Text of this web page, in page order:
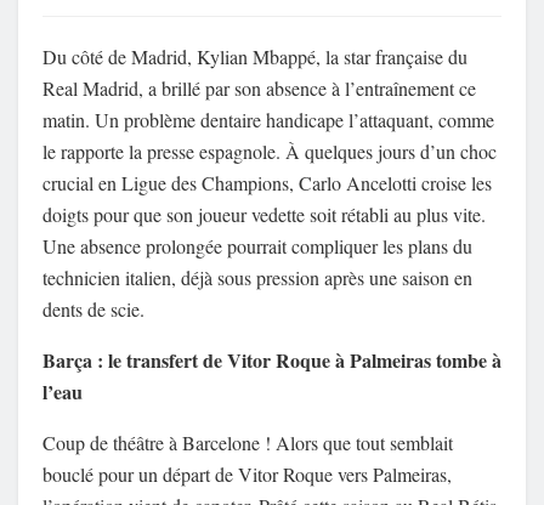
Du côté de Madrid, Kylian Mbappé, la star française du
Real Madrid, a brillé par son absence à l’entraînement ce
matin. Un problème dentaire handicape l’attaquant, comme
le rapporte la presse espagnole. À quelques jours d’un choc
crucial en Ligue des Champions, Carlo Ancelotti croise les
doigts pour que son joueur vedette soit rétabli au plus vite.
Une absence prolongée pourrait compliquer les plans du
technicien italien, déjà sous pression après une saison en
dents de scie.
Barça : le transfert de Vitor Roque à Palmeiras tombe à
l’eau
Coup de théâtre à Barcelone ! Alors que tout semblait
bouclé pour un départ de Vitor Roque vers Palmeiras,